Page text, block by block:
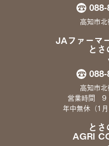
高知市
JAファーマ
とさ
高知市
営業時間 9
年中無休（1
とさ
AGRI